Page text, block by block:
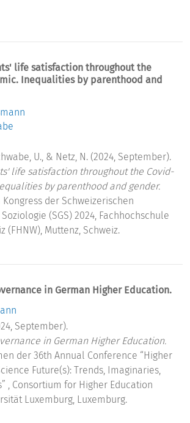
life satisfaction throughout the
Inequalities by parenthood and
U., & Netz, N. (2024, September).
life satisfaction throughout the Covid-
by parenthood and gender.
der Schweizerischen
(SGS) 2024, Fachhochschule
(FHNW), Muttenz, Schweiz.
in German Higher Education.
September).
in German Higher Education.
der 36th Annual Conference “Higher
Future(s): Trends, Imaginaries,
, Consortium for Higher Education
Luxemburg, Luxemburg.